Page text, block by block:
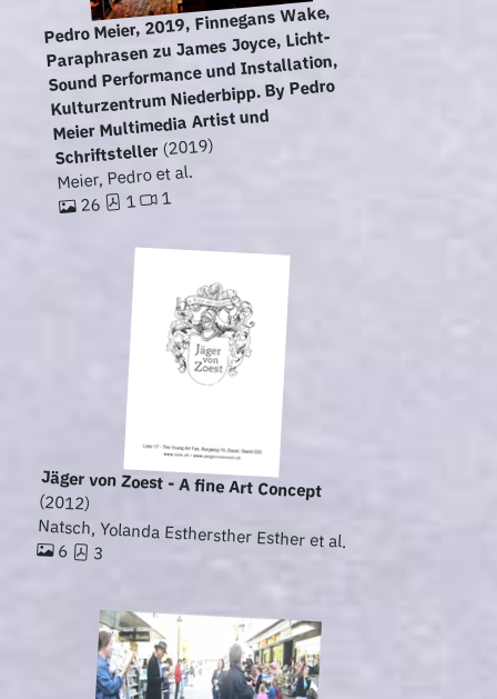
Pedro Meier, 2019, Finnegans Wake,
Paraphrasen zu James Joyce, Licht-
Sound Performance und Installation,
Kulturzentrum Niederbipp. By Pedro
Meier Multimedia Artist und
Schriftsteller(2019)
Meier, Pedro et al.
26 1 1
Jäger von Zoest - A fine Art Concept
(2012)
Natsch, Yolanda Esthersther Esther et al.
6 3